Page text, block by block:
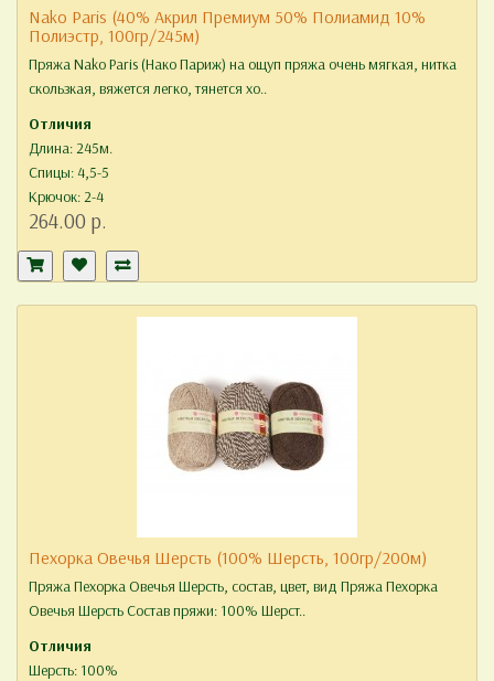
Nako Paris (40% Акрил Премиум 50% Полиамид 10%
Полиэстр, 100гр/245м)
Пряжа Nako Paris (Нако Париж) на ощуп пряжа очень мягкая, нитка
скользкая, вяжется легко, тянется хо..
Отличия
Длина: 245м.
Спицы: 4,5-5
Крючок: 2-4
264.00 р.
Пехорка Овечья Шерсть (100% Шерсть, 100гр/200м)
Пряжа Пехорка Овечья Шерсть, состав, цвет, вид Пряжа Пехорка
Овечья Шерсть Состав пряжи: 100% Шерст..
Отличия
Шерсть: 100%